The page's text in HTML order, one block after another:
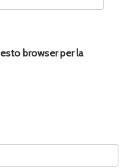
browser per la